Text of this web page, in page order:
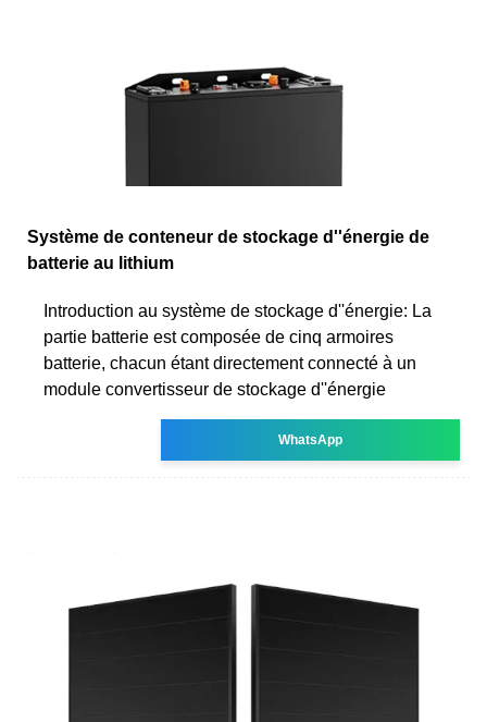
Système de conteneur de stockage d''énergie de
batterie au lithium
Introduction au système de stockage d''énergie: La
partie batterie est composée de cinq armoires
batterie, chacun étant directement connecté à un
module convertisseur de stockage d''énergie
WhatsApp